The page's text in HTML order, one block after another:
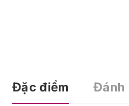
Đặc điểm Đánh